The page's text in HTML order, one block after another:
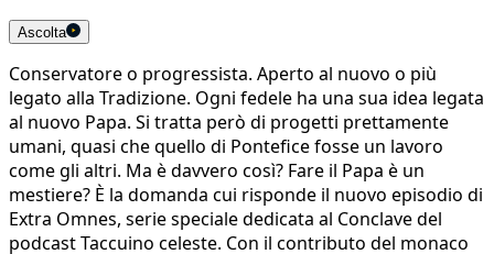
Ascolta
Conservatore o progressista. Aperto al nuovo o più
legato alla Tradizione. Ogni fedele ha una sua idea legata
al nuovo Papa. Si tratta però di progetti prettamente
umani, quasi che quello di Pontefice fosse un lavoro
come gli altri. Ma è davvero così? Fare il Papa è un
mestiere? È la domanda cui risponde il nuovo episodio di
Extra Omnes, serie speciale dedicata al Conclave del
podcast Taccuino celeste. Con il contributo del monaco